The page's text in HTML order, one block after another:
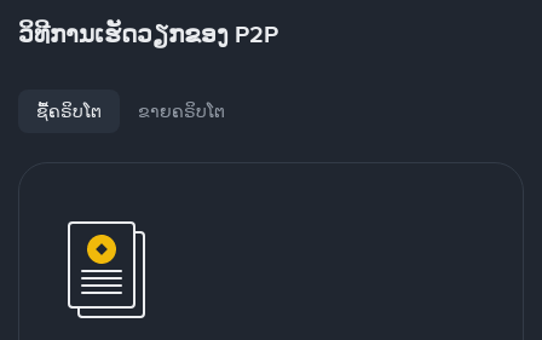
ວິທີການເຮັດວຽກຂອງ P2P
ຊື້ຄຣິບໂຕ ຂາຍຄຣິບໂຕ